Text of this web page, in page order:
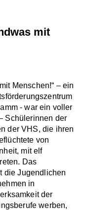
mit
Menschen!“ – ein
- war ein voller
Schülerinnen der
der VHS, die ihren
von
mit elf
Das
die Jugendlichen
in
der
werben,